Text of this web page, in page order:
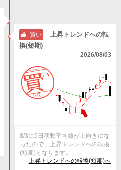
買い
上昇トレンドへの転
換(短期)
2026/08/03
8/3に5日移動平均線が上向きにな
ったので、上昇トレンドへの転換
(短期)となります。
上昇トレンドへの転換(短期)へ